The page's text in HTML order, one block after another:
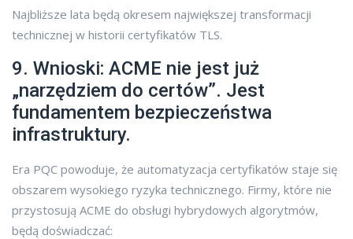
Najbliższe lata będą okresem największej transformacji
technicznej w historii certyfikatów TLS.
9. Wnioski: ACME nie jest już
„narzędziem do certów”. Jest
fundamentem bezpieczeństwa
infrastruktury.
Era PQC powoduje, że automatyzacja certyfikatów staje się
obszarem wysokiego ryzyka technicznego. Firmy, które nie
przystosują ACME do obsługi hybrydowych algorytmów,
będą doświadczać: